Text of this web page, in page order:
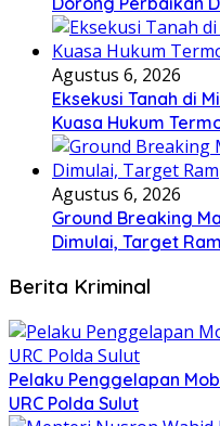
Agustus 6, 2026
Eksekusi Tanah di
Kuasa Hukum
Agustus 6, 2026
Ground Breaking
Dimulai, Target
Berita Kriminal
​Pelaku Penggelapan
URC Polda Sulut